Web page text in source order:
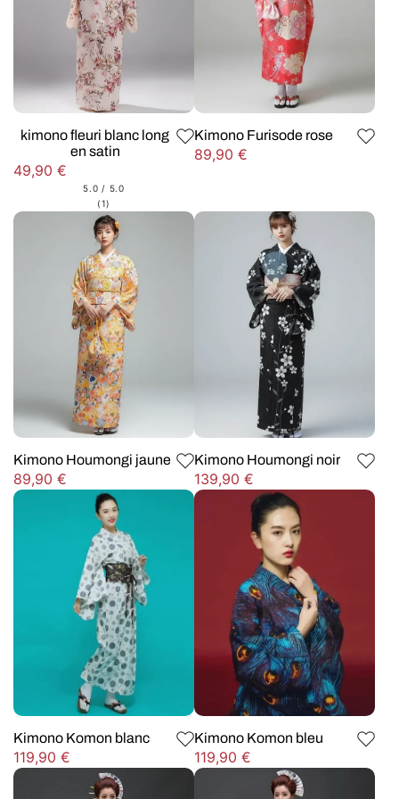
kimono fleuri blanc long
en satin
Prix
49,90 €
5.0 / 5.0
(1)
total
des
critiques
Kimono Furisode rose
Prix
89,90 €
Kimono Houmongi jaune
Prix
habituel
89,90 €
Kimono Houmongi noir
Prix
habituel
139,90 €
Kimono Komon blanc
Prix
habituel
119,90 €
Kimono Komon bleu
Prix
habituel
119,90 €